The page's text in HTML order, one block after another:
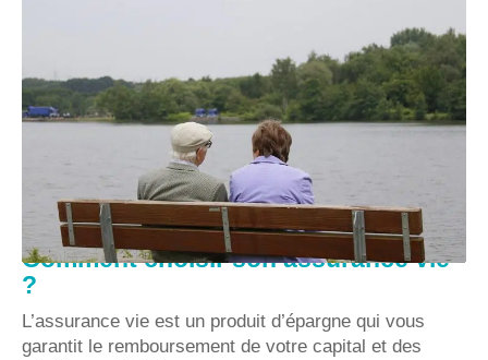
Comment choisir son assurance vie
?
L’assurance vie est un produit d’épargne qui vous
garantit le remboursement de votre capital et des